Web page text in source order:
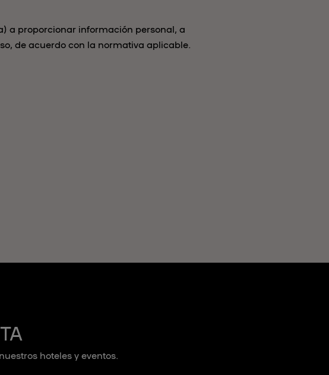
a proporcionar información personal, a
de acuerdo con la normativa aplicable.
hoteles y eventos.